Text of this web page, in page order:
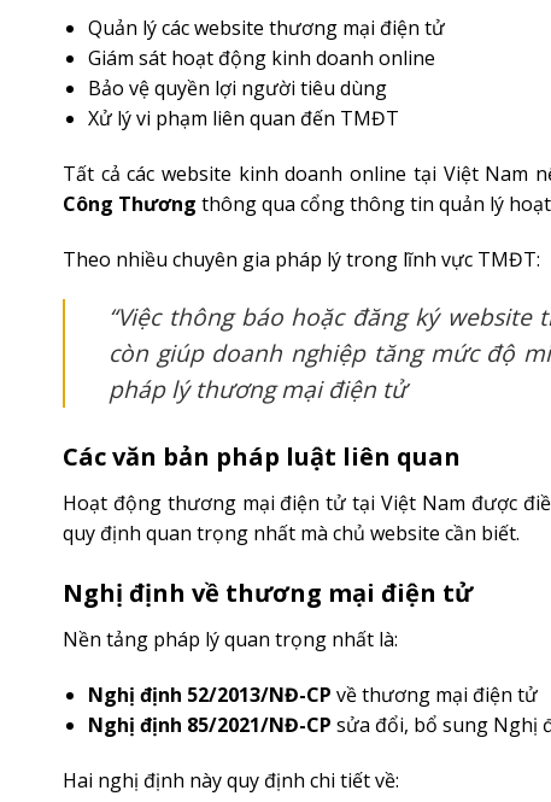
Quản lý các website thương mại điện tử
Giám sát hoạt động kinh doanh online
Bảo vệ quyền lợi người tiêu dùng
Xử lý vi phạm liên quan đến TMĐT
Tất cả các website kinh doanh online tại Việt Nam
Công Thương thông qua cổng thông tin quản lý
Theo nhiều chuyên gia pháp lý trong lĩnh vực TMĐT:
“Việc thông báo hoặc đăng ký
còn giúp doanh nghiệp tăng mức độ
pháp lý thương mại điện tử
Các văn bản pháp luật liên quan
Hoạt động thương mại điện tử tại Việt Nam được
quy định quan trọng nhất mà chủ website cần biết.
Nghị định về thương mại điện tử
Nền tảng pháp lý quan trọng nhất là:
Nghị định 52/2013/NĐ-CP về thương mại điện tử
Nghị định 85/2021/NĐ-CP sửa đổi, bổ sung Nghị
Hai nghị định này quy định chi tiết về: